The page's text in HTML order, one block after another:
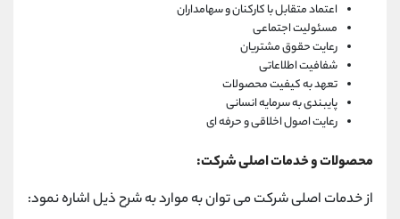
اعتماد متقابل با کارکنان و سهامداران
مسئولیت اجتماعی
رعایت حقوق مشتریان
شفافیت اطلاعاتی
تعهد به کیفیت محصولات
پایبندی به سرمایه انسانی
رعایت اصول اخلاقی و حرفه ای
محصولات و خدمات اصلی شرکت:
از خدمات اصلی شرکت می توان به موارد به شرح ذیل اشاره نمود: